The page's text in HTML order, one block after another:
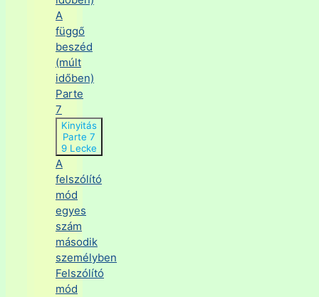
A
függő
beszéd
(múlt
időben)
Parte
7
Kinyitás
Parte 7
9 Lecke
A
felszólító
mód
egyes
szám
második
személyben
Felszólító
mód